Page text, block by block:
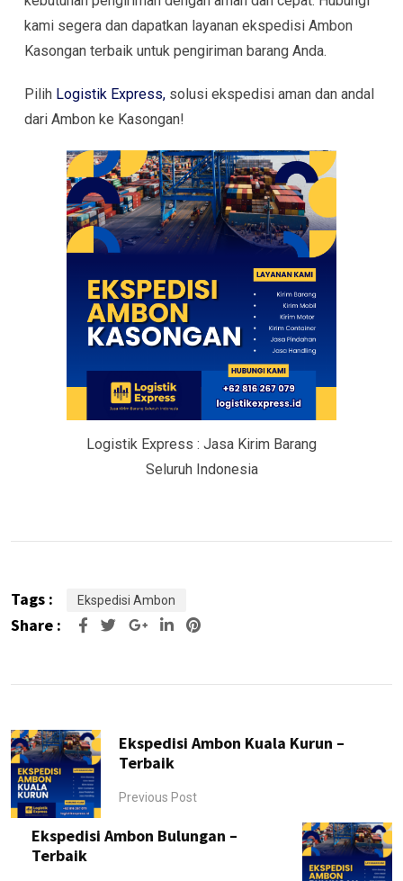
kami segera dan dapatkan layanan ekspedisi Ambon
Kasongan terbaik untuk pengiriman barang Anda.
Pilih Logistik Express, solusi ekspedisi aman dan andal
dari Ambon ke Kasongan!
Logistik Express : Jasa Kirim Barang
Seluruh Indonesia
Tags : Ekspedisi Ambon
Share : Google+LinkedIn
Pinterest
Ekspedisi Ambon Kuala Kurun –
Terbaik
Previous Post
Ekspedisi Ambon Bulungan –
Terbaik